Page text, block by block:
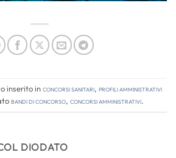
inserito inConcorsi Sanitari, Profili amministrativi
bandi di concorso, concorsi amministrativi.
DIODATO